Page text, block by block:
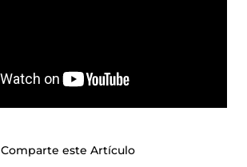
Comparte este Artículo